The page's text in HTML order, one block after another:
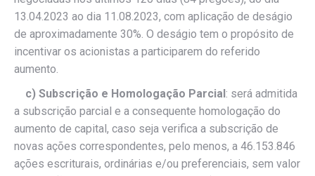
13.04.2023 ao dia 11.08.2023, com aplicação de deságio
de aproximadamente 30%. O deságio tem o propósito de
incentivar os acionistas a participarem do referido
aumento.
c) Subscrição e Homologação Parcial: será admitida
a subscrição parcial e a consequente homologação do
aumento de capital, caso seja verifica a subscrição de
novas ações correspondentes, pelo menos, a 46.153.846
ações escriturais, ordinárias e/ou preferenciais, sem valor